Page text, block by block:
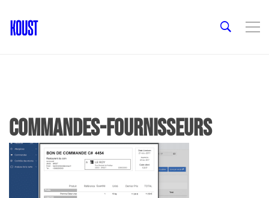
commandes-fournisseurs